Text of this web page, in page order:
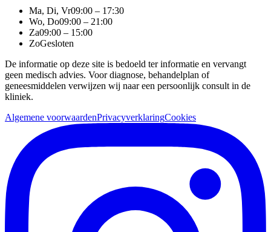
Ma, Di, Vr09:00 – 17:30
Wo, Do09:00 – 21:00
Za09:00 – 15:00
ZoGesloten
De informatie op deze site is bedoeld ter informatie en vervangt
geen medisch advies. Voor diagnose, behandelplan of
geneesmiddelen verwijzen wij naar een persoonlijk consult in de
kliniek.
Algemene voorwaardenPrivacyverklaringCookies